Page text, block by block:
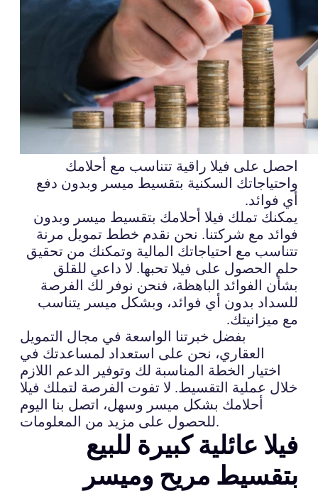
احصل على فيلا راقية تتناسب مع أحلامك
واحتياجاتك السكنية بتقسيط ميسر وبدون دفع
أي فوائد.
يمكنك تملك فيلا أحلامك بتقسيط ميسر وبدون
فوائد مع شركتنا. نحن نقدم خطط تمويل مرنة
تتناسب مع احتياجاتك المالية وتمكنك من تحقيق
حلم الحصول على فيلا تحبها. لا داعي للقلق
بشأن الفوائد الباهظة، فنحن نوفر لك الفرصة
للسداد بدون أي فوائد، وبشكل ميسر يتناسب
مع ميزانيتك.
بفضل خبرتنا الواسعة في مجال التمويل
العقاري، نحن على استعداد لمساعدتك في
اختيار الخطة المناسبة لك وتوفير الدعم اللازم
خلال عملية التقسيط. لا تفوت الفرصة لتملك فيلا
أحلامك بشكل ميسر وسهل، اتصل بنا اليوم
للحصول على مزيد من المعلومات.
فيلا عائلية كبيرة للبيع
بتقسيط مريح وميسر